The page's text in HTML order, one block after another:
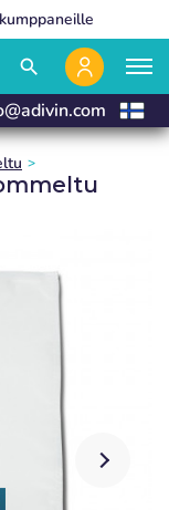
tunnissa
100% verkossa
search